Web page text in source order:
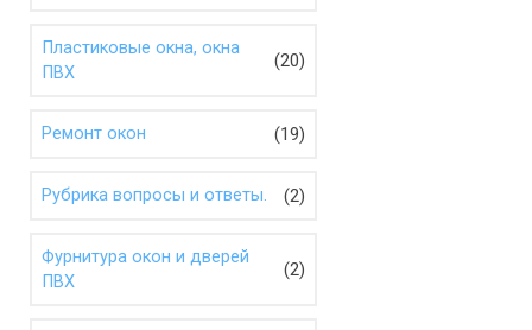
Пластиковые окна, окна
ПВХ
(20)
Ремонт окон (19)
Рубрика вопросы и ответы. (2)
Фурнитура окон и дверей
ПВХ
(2)